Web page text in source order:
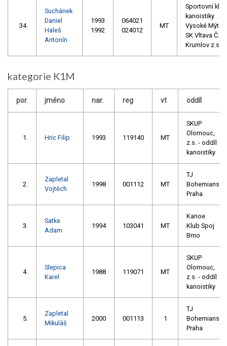
34.
Suchánek
Daniel
Haleš
Antonín
1993
1992
064021
024012
MT
Sportovní klub
kanoistiky
Vysoké Mýto
SK Vltava Č.
Krumlov z.s.
kategorie K1M
por. jméno nar. reg vt oddíl
1. Hric Filip 1993 119140 MT
SKUP
Olomouc,
z.s. - oddíl
kanoistiky
2.
Zapletal
Vojtěch
1998 001112 MT
TJ
Bohemians
Praha
3.
Satke
Adam
1994 103041 MT
Kanoe
Klub Spoj
Brno
4.
Slepica
Karel
1988 119071 MT
SKUP
Olomouc,
z.s. - oddíl
kanoistiky
5.
Zapletal
Mikuláš
2000 001113 1
TJ
Bohemians
Praha